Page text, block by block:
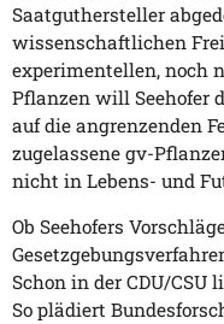
Saatguthersteller
wissenschaftlichen
experimentellen, noch
Pflanzen will Seehofer
auf die angrenzenden
zugelassene gv-
nicht in Lebens- und
Ob Seehofers
Schon in der CDU/CSU
So plädiert